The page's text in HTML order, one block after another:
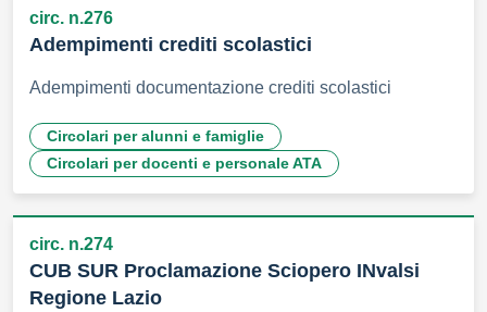
circ. n.276
Adempimenti crediti scolastici
Adempimenti documentazione crediti scolastici
Circolari per alunni e famiglie
Circolari per docenti e personale ATA
circ. n.274
CUB SUR Proclamazione Sciopero INvalsi
Regione Lazio